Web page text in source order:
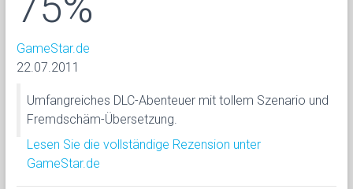
GameStar.de
22.07.2011
Umfangreiches DLC-Abenteuer mit tollem Szenario und
Fremdschäm-Übersetzung.
Lesen Sie die vollständige Rezension unter
GameStar.de